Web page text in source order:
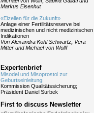
Markus Eisenhut
«Eizellen für die Zukunft»
Anlage einer Fertilitätsreserve bei
medizinischen und nicht medizinischen
Indikationen
Von Alexandra Kohl Schwartz, Vera
Mitter und Michael von Wolff
Expertenbrief
Misodel und Misoprostol zur
Geburtseinleitung
Kommission Qualitätssicherung;
Präsident Daniel Surbek
First to discuss Newsletter